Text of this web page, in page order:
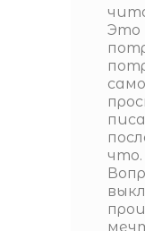
Это
что.